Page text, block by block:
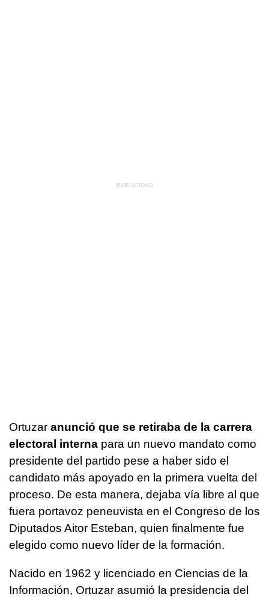
Ortuzar anunció que se retiraba de la carrera
electoral interna para un nuevo mandato como
presidente del partido pese a haber sido el
candidato más apoyado en la primera vuelta del
proceso. De esta manera, dejaba vía libre al que
fuera portavoz peneuvista en el Congreso de los
Diputados Aitor Esteban, quien finalmente fue
elegido como nuevo líder de la formación.
Nacido en 1962 y licenciado en Ciencias de la
Información, Ortuzar asumió la presidencia del